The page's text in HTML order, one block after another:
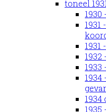
toneel
1931
1931
1932
1933